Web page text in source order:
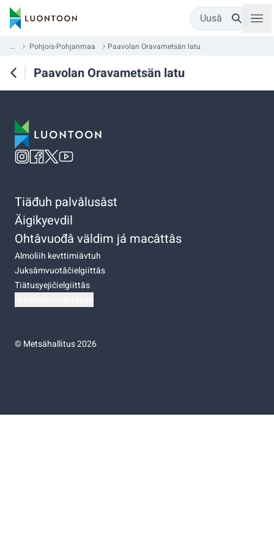
Uusâ
... Pohjois-Pohjanmaa Paavolan Oravametsän latu
Paavolan Oravametsän latu
Tiäđuh palvâlusâst
Äigikyevdil
Ohtâvuođâ väldim já macâttâs
Almoliih kevttimiävtuh
Juksâmvuotâčielgiittâs
Tiätusyejičielgiittâs
©Metsähallitus 2026